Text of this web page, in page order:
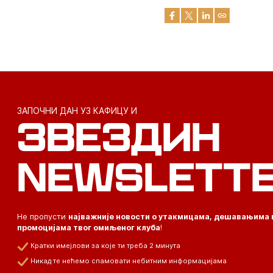
ЗАПОЧНИ ДАН УЗ КАФИЦУ И
ЗВЕЗДИН
Не пропусти најважније новости о утакмицама, дешавањима
промоцијама твог омиљеног клуба!
Кратки имејлови за које ти треба 2 минута
Никад те нећемо спамовати небитним информацијама